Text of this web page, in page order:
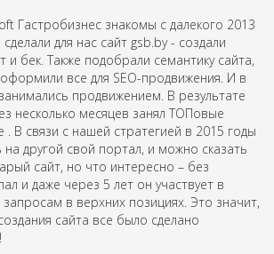
Гастробизнес знакомы с далекого 2013
для нас сайт gsb.by - создали
и бек. Также подобрали семантику сайта,
все для SEO-продвижения. И в
продвижением. В результате
несколько месяцев занял ТОПовые
. В связи с нашей стратегией в 2015 годы
другой свой портал, и можно сказать
сайт, но что интересно – без
и даже через 5 лет он участвует в
в верхних позициях. Это значит,
сайта все было сделано